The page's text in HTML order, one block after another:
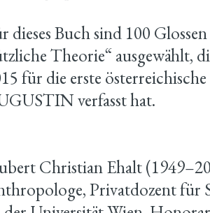
dieses Buch sind 100
Theorie“ ausgewählt,
für die erste
verfasst hat.
Christian Ehalt
Privatdozent für